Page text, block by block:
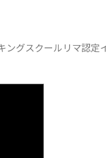
ングスクールリマ認定